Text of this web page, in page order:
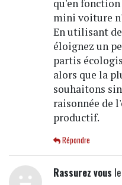
qu'en
mini voiture
En utilisant
éloignez un
partis
alors que la
souhaitons
raisonnée de
productif.
Répondre
Rassurez vous